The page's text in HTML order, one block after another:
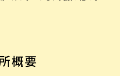
概要